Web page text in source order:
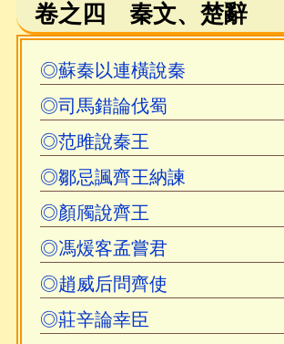
卷之四 秦文、楚辭
◎蘇秦以連橫說秦
◎司馬錯論伐蜀
◎范雎說秦王
◎鄒忌諷齊王納諫
◎顏斶說齊王
◎馮煖客孟嘗君
◎趙威后問齊使
◎莊辛論幸臣